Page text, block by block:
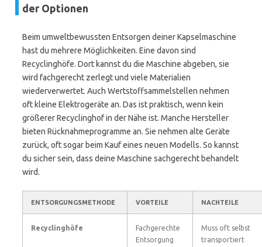
der Optionen
Beim umweltbewussten Entsorgen deiner Kapselmaschine
hast du mehrere Möglichkeiten. Eine davon sind
Recyclinghöfe. Dort kannst du die Maschine abgeben, sie
wird fachgerecht zerlegt und viele Materialien
wiederverwertet. Auch Wertstoffsammelstellen nehmen
oft kleine Elektrogeräte an. Das ist praktisch, wenn kein
größerer Recyclinghof in der Nähe ist. Manche Hersteller
bieten Rücknahmeprogramme an. Sie nehmen alte Geräte
zurück, oft sogar beim Kauf eines neuen Modells. So kannst
du sicher sein, dass deine Maschine sachgerecht behandelt
wird.
ENTSORGUNGSMETHODE VORTEILE NACHTEILE
Recyclinghöfe
Fachgerechte
Entsorgung
Muss oft selbst
transportiert